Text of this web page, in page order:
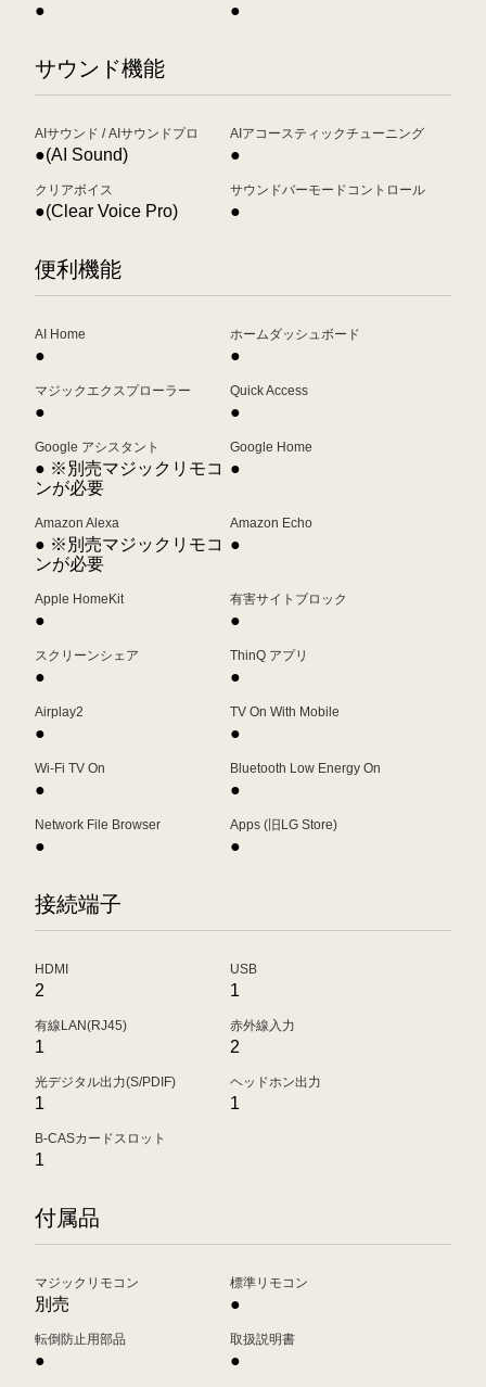
● ●
サウンド機能
AIサウンド / AIサウンドプロ
●(AI Sound)
AIアコースティックチューニング
●
クリアボイス
●(Clear Voice Pro)
サウンドバーモードコントロール
●
便利機能
AI Home
●
ホームダッシュボード
●
マジックエクスプローラー
●
Quick Access
●
Google アシスタント
● ※別売マジックリモコ
ンが必要
Google Home
●
Amazon Alexa
● ※別売マジックリモコ
ンが必要
Amazon Echo
●
Apple HomeKit
●
有害サイトブロック
●
スクリーンシェア
●
ThinQ アプリ
●
Airplay2
●
TV On With Mobile
●
Wi-Fi TV On
●
Bluetooth Low Energy On
●
Network File Browser
●
Apps (旧LG Store)
●
接続端子
HDMI
2
USB
1
有線LAN(RJ45)
1
赤外線入力
2
光デジタル出力(S/PDIF)
1
ヘッドホン出力
1
B-CASカードスロット
1
付属品
マジックリモコン
別売
標準リモコン
●
転倒防止用部品
●
取扱説明書
●